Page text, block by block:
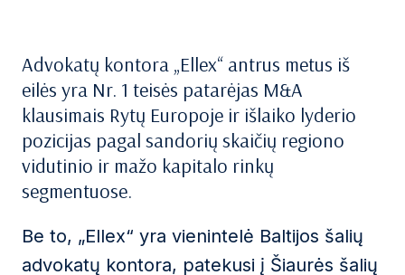
Advokatų kontora „Ellex“ antrus metus iš
eilės yra Nr. 1 teisės patarėjas M&A
klausimais Rytų Europoje ir išlaiko lyderio
pozicijas pagal sandorių skaičių regiono
vidutinio ir mažo kapitalo rinkų
segmentuose.
Be to, „Ellex“ yra vienintelė Baltijos šalių
advokatų kontora, patekusi į Šiaurės šalių